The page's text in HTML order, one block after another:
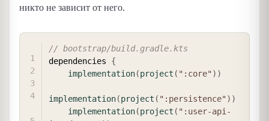
никто не зависит от него.
// bootstrap/build.gradle.kts
dependencies {
implementation(project ( ":core") )
implementation(project ( ":persistence") )
implementation(project ( ":user-api-